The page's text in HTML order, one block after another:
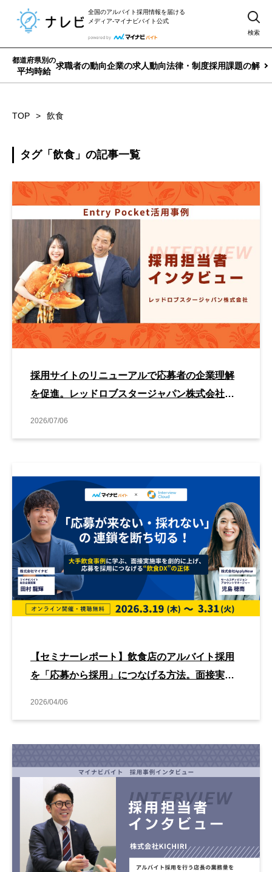
全国のアルバイト採用情報を届ける
メディア-マイナビバイト公式
検索
都道府県別の
平均時給
求職者の動向企業の求人動向法律・制度採用課題の解決
TOP 飲食
タグ「飲食」の記事一覧
採用サイトのリニューアルで応募者の企業理解
を促進。レッドロブスタージャパン株式会社が
2026/07/06
【セミナーレポート】飲食店のアルバイト採用
を「応募から採用」につなげる方法。面接実施
2026/04/06